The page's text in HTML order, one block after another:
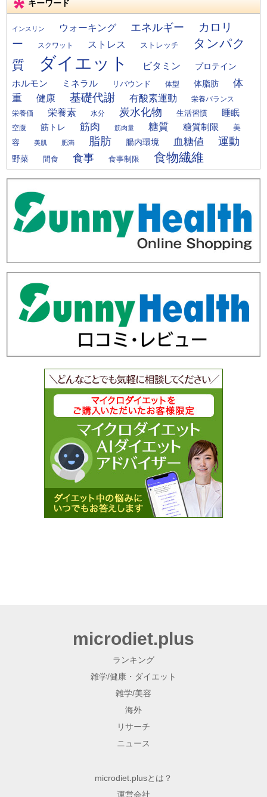
キーワード
インスリン ウォーキング エネルギー
カロリ
ー
スクワット ストレス ストレッチ
タンパク
質
ダイエット ビタミン
プロテイン
ホルモン
ミネラル リバウンド 体型 体脂肪
体
重
健康 基礎代謝 有酸素運動 栄養バランス
栄養価 栄養素 水分 炭水化物 生活習慣 睡眠
空腹 筋トレ 筋肉 筋肉量 糖質 糖質制限
美
容
美肌 肥満 脂肪 腸内環境 血糖値 運動
野菜 間食 食事 食事制限 食物繊維
microdiet.plus
ランキング
雑学/健康・ダイエット
雑学/美容
海外
リサーチ
ニュース
microdiet.plusとは？
運営会社